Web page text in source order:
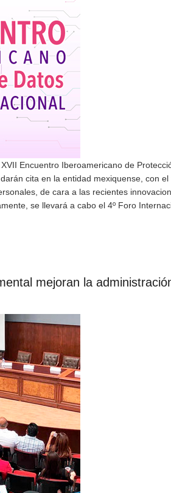
Encuentro Iberoamericano de
cita en la entidad mexiquense, con
de cara a las recientes
se llevará a cabo el 4º Foro
mejoran la